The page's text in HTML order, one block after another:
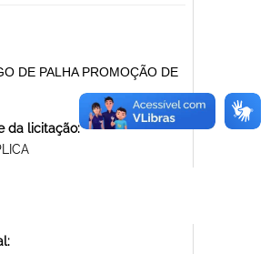
DE PALHA PROMOÇÃO DE
da licitação: